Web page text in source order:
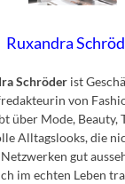
Ruxandra
Schröder ist
von
über Mode, Beauty,
Alltagslooks, die
gut
im echten Leben